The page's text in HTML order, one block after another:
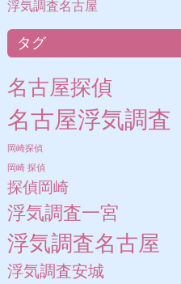
浮気調査名古屋
タグ
名古屋探偵
名古屋浮気調査
岡崎探偵
岡崎 探偵
探偵岡崎
浮気調査一宮
浮気調査名古屋
浮気調査安城